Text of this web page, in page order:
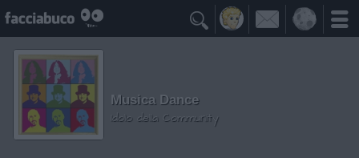

Musica Dance
Idolo della Community